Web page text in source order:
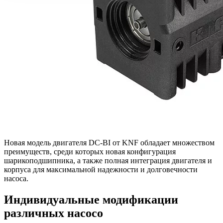
Новая модель двигателя DC-BI от KNF обладает множеством
преимуществ, среди которых новая конфигурация
шарикоподшипника, а также полная интеграция двигателя и
корпуса для максимальной надежности и долговечности
насоса.
Индивидуальные модификации
различных насосо